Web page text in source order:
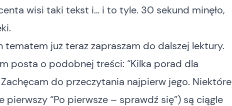
wisi taki tekst i… i to tyle. 30 sekund minęło,
tematem już teraz zapraszam do dalszej lektury.
posta o podobnej treści: “Kilka porad dla
Zachęcam do przeczytania najpierw jego. Niektóre
pierwszy “Po pierwsze – sprawdź się”) są ciągle